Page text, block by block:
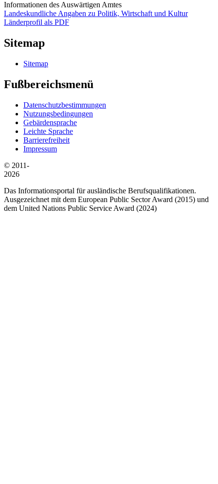
Informationen des Auswärtigen Amtes
Landeskundliche Angaben zu Politik, Wirtschaft und Kultur
Länderprofil als PDF
Sitemap
Sitemap
Fußbereichsmenü
Datenschutzbestimmungen
Nutzungsbedingungen
Gebärdensprache
Leichte Sprache
Barrierefreiheit
Impressum
© 2011-
2026
Das Informationsportal für ausländische Berufsqualifikationen.
Ausgezeichnet mit dem European Public Sector Award (2015) und
dem United Nations Public Service Award (2024)